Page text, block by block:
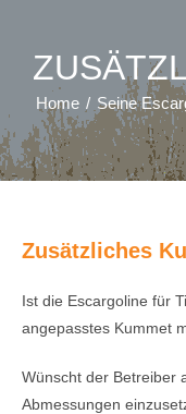
Home / Seine
Zusätzliches
Ist die Escargoline für
angepasstes Kummet
Wünscht der Betreiber
Abmessungen